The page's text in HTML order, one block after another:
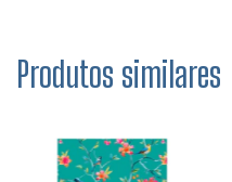
Produtos similares